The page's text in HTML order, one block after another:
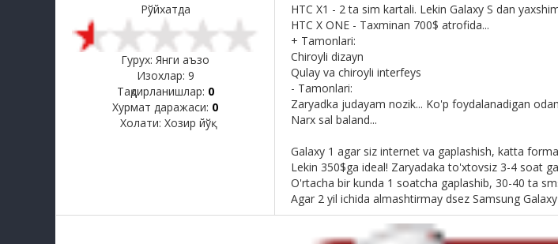
Рўйхатда
Гурух: Янги аъзо
Изохлар: 9
Тақдирланишлар: 0
Хурмат даражаси: 0
Холати: Хозир йўқ
HTC X1 - 2 ta sim kartali. Lekin Galaxy S dan
HTC X ONE - Taxminan 700$ atrofida...
+ Tamonlari:
Chiroyli dizayn
Qulay va chiroyli interfeys
- Tamonlari:
Zaryadka judayam nozik... Ko'p foydalanadigan
Narx sal baland...
Galaxy 1 agar siz internet va gaplashish, katta
Lekin 350$ga ideal! Zaryadaka to'xtovsiz 3-4 soat
O'rtacha bir kunda 1 soatcha gaplashib, 30-40 ta
Agar 2 yil ichida almashtirmay dsez Samsung